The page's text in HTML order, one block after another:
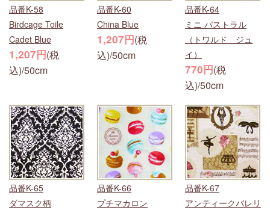
品番K-58
Birdcage Toile
Cadet Blue
1,207円(税
込)/50cm
品番K-60
China Blue
1,207円(税
込)/50cm
品番K-64
ミニ パストラル
（トワルド ジュ
イ）
770円(税
込)/50cm
品番K-65
ダマスク柄
品番K-66
プチマカロン
品番K-67
アンティークバレリ